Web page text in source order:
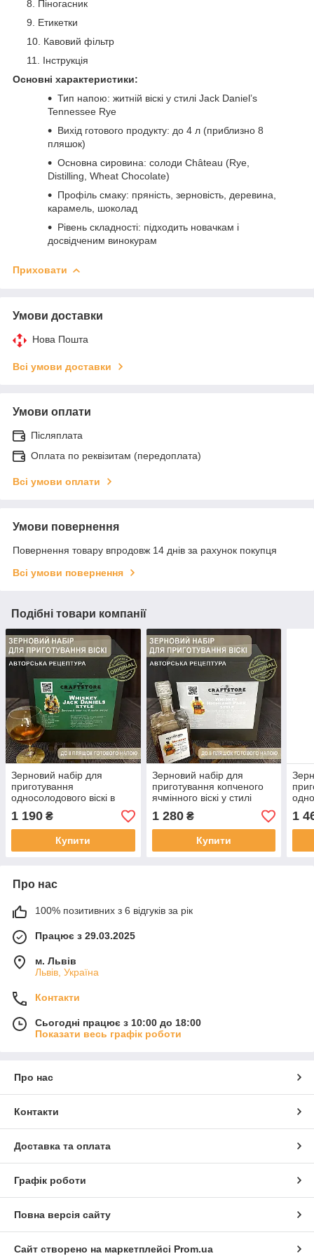
Піногасник
Етикетки
Кавовий фільтр
Інструкція
Основні характеристики:
Тип напою: житній віскі у стилі Jack Daniel’s
Tennessee Rye
Вихід готового продукту: до 4 л (приблизно 8
пляшок)
Основна сировина: солоди Château (Rye,
Distilling, Wheat Chocolate)
Профіль смаку: пряність, зерновість, деревина,
карамель, шоколад
Рівень складності: підходить новачкам і
досвідченим винокурам
Приховати
Умови доставки
Нова Пошта
Всі умови доставки
Умови оплати
Післяплата
Оплата по реквізитам (передоплата)
Всі умови оплати
Умови повернення
Повернення товару впродовж 14 днів за рахунок покупця
Всі умови повернення
Подібні товари компанії
Зерновий набір для
приготування
односолодового віскі в
стилі Jack Daniel’s
1 190 ₴
Купити
Зерновий набір для
приготування копченого
ячмінного віскі у стилі
Highland Park
1 280₴
Купити
1
Про нас
100% позитивних з 6 відгуків за рік
Працює з 29.03.2025
м. Львів
Львів, Україна
Контакти
Сьогодні працює з 10:00 до 18:00
Показати весь графік роботи
Про нас
Контакти
Доставка та оплата
Графік роботи
Повна версія сайту
Сайт створено на маркетплейсі Prom.ua